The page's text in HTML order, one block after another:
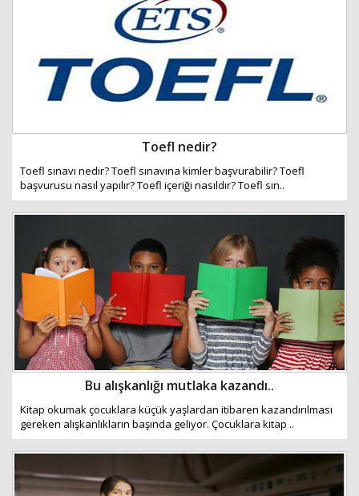
Toefl nedir?
Toefl sınavı nedir? Toefl sınavına kimler başvurabilir? Toefl
başvurusu nasıl yapılır? Toefl içeriği nasıldır? Toefl sın..
Bu alışkanlığı mutlaka kazandı..
Kitap okumak çocuklara küçük yaşlardan itibaren kazandırılması
gereken alışkanlıkların başında geliyor. Çocuklara kitap ..